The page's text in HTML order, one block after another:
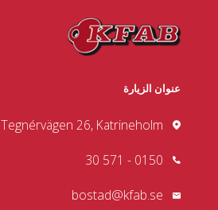
عنوان الزيارة
Tegnérvägen 26, Katrineholm
0150 - 571 30
bostad@kfab.se